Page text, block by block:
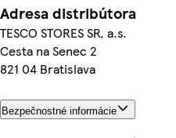
Adresa distribútora
TESCO STORES SR, a.s.
Cesta na Senec 2
821 04 Bratislava
Bezpečnostné informácie